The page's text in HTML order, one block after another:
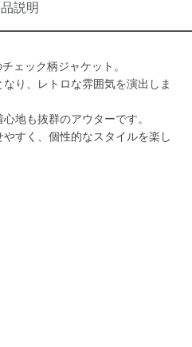
説明
ェック柄ジャケット。
なり、レトロな雰囲気を演出しま
地も抜群のアウターです。
すく、個性的なスタイルを楽し